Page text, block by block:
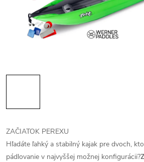
ZAČIATOK PEREXU
Hľadáte ľahký a stabilný kajak pre dvoch,
pádlovanie v najvyššej možnej konfigurácii?